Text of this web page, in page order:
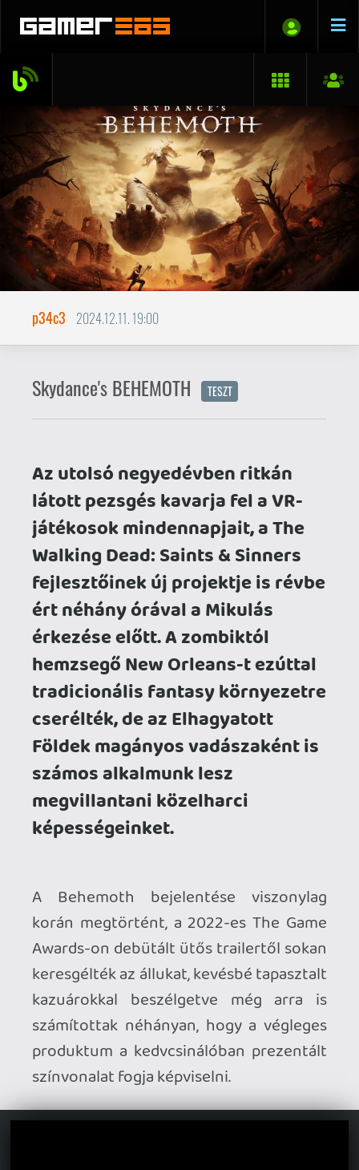
p34c3 2024.12.11. 19:00
Skydance's BEHEMOTH
látott pezsgés kavarja fel a VR-
játékosok mindennapjait, a The
Walking Dead: Saints & Sinners
ért néhány órával a Mikulás
érkezése előtt. A zombiktól
hemzsegő New Orleans-t ezúttal
tradicionális fantasy környezetre
cserélték, de az Elhagyatott
Földek magányos vadászaként is
számos alkalmunk lesz
megvillantani közelharci
képességeinket.
A Behemoth bejelentése viszonylag
korán megtörtént, a 2022-es The Game
Awards-on debütált ütős trailertől sokan
keresgélték az állukat, kevésbé tapasztalt
kazuárokkal beszélgetve még arra is
számítottak néhányan, hogy a végleges
produktum a kedvcsinálóban prezentált
színvonalat fogja képviselni.
Egy olyan két lábbal a földön járó
játékosként, aki nem csak a CGI-trailer
fogalmával, de a jelen generációs VR-
eszközök, pontosabban a VR-játékokat
futtató hardverek képességeivel is
nagyjából tisztában van, inkább csak